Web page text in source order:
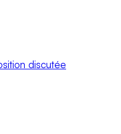
discutée